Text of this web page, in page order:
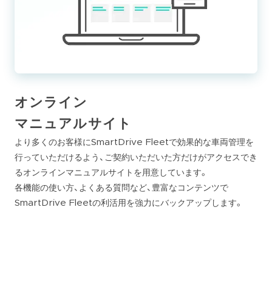
オンライン
マニュアルサイト
より多くのお客様にSmartDrive Fleetで効果的な車両管理を
行っていただけるよう、ご契約いただいた方だけがアクセスでき
るオンラインマニュアルサイトを用意しています。
各機能の使い方、よくある質問など、豊富なコンテンツで
SmartDrive Fleetの利活用を強力にバックアップします。